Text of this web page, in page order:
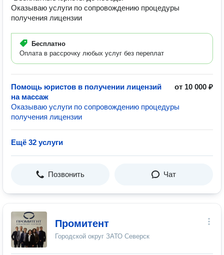
Оказываю услуги по сопровождению процедуры
получения лицензии
Бесплатно
Оплата в рассрочку любых услуг без переплат
Помощь юристов в получении лицензий
на массаж
от 10 000 ₽
Оказываю услуги по сопровождению процедуры
получения лицензии
Ещё 32 услуги
Позвонить Чат
Промитент
Городской округ ЗАТО Северск